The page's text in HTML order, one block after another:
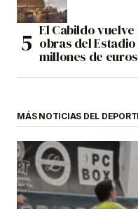
El Cabildo
obras del
millones de euros
MÁS NOTICIAS DEL